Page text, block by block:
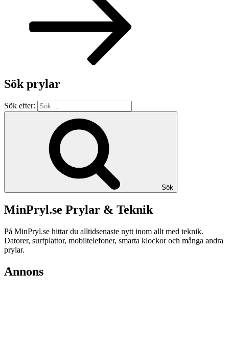
Sök prylar
Sök efter:
Sök
MinPryl.se Prylar & Teknik
På MinPryl.se hittar du alltidsenaste nytt inom allt med teknik.
Datorer, surfplattor, mobiltelefoner, smarta klockor och många andra
prylar.
Annons